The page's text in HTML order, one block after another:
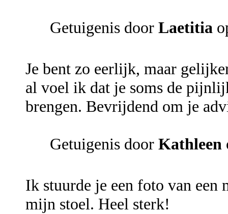
Getuigenis door Laetitia
Je bent zo eerlijk, maar
al voel ik dat je soms de
brengen. Bevrijdend om je
Getuigenis door Kathleen
Ik stuurde je een foto van een
mijn stoel. Heel sterk!